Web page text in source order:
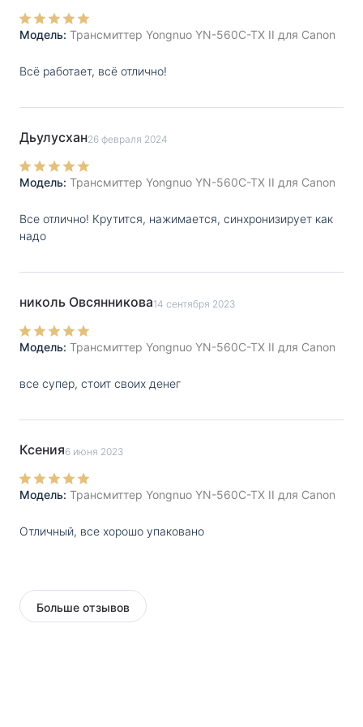
Модель: Трансмиттер Yongnuo YN-560C-TX II для Canon
Всё работает, всё отлично!
Дьулусхан26 февраля 2024
Модель: Трансмиттер Yongnuo YN-560C-TX II для Canon
Все отлично! Крутится, нажимается, синхронизирует как
надо
николь Овсянникова14 сентября 2023
Модель: Трансмиттер Yongnuo YN-560C-TX II для Canon
все супер, стоит своих денег
Ксения6 июня 2023
Модель: Трансмиттер Yongnuo YN-560C-TX II для Canon
Отличный, все хорошо упаковано
Больше отзывов